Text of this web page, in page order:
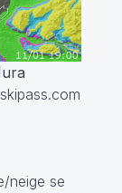
neige se